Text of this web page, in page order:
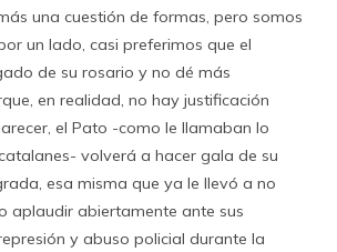
una cuestión de formas, pero somos
un lado, casi preferimos que el
de su rosario y no dé más
en realidad, no hay justificación
el Pato -como le llamaban lo
volverá a hacer gala de su
esa misma que ya le llevó a no
aplaudir abiertamente ante sus
y abuso policial durante la